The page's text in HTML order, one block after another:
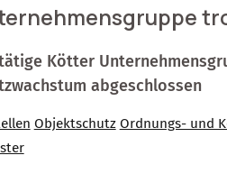
Kötter
abgeschlossen
Objektschutz Ordnungs- und